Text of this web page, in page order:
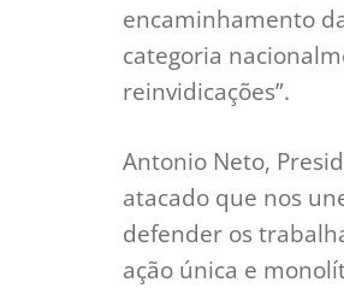
encaminhamento
categoria
reinvidicações”.
Antonio Neto,
atacado que nos
defender os
ação única e